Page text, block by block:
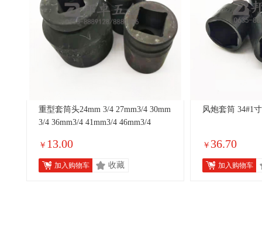
重型套筒头24mm 3/4 27mm3/4 30mm
3/4 36mm3/4 41mm3/4 46mm3/4
￥ 13.00
加入购物车 收藏
风炮套筒 34#1
￥ 36.70
加入购物车